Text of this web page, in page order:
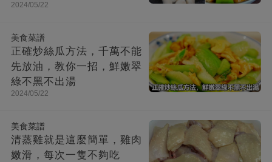
2024/05/22
美食菜譜
正確炒絲瓜方法，千萬不能
先放油，教你一招，鮮嫩翠
綠不黑不出湯
2024/05/22
美食菜譜
清蒸雞就是這麼簡單，雞肉
嫩滑，每次一隻不夠吃